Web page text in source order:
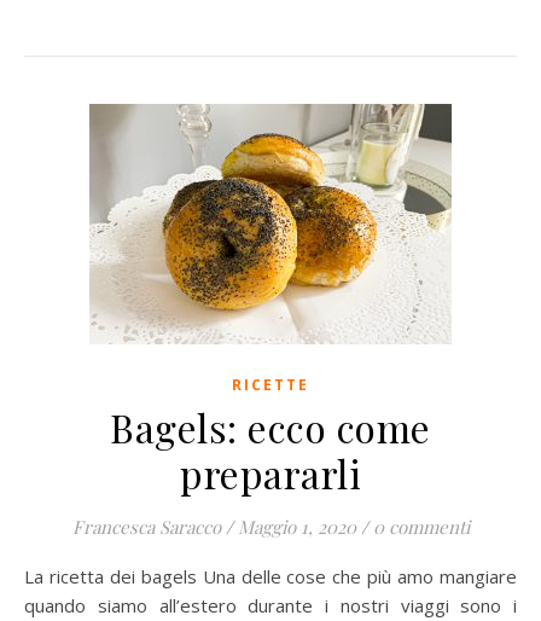
RICETTE
Bagels: ecco come
prepararli
Francesca Saracco / Maggio 1, 2020 / 0 commenti
La ricetta dei bagels Una delle cose che più amo mangiare
quando siamo all’estero durante i nostri viaggi sono i